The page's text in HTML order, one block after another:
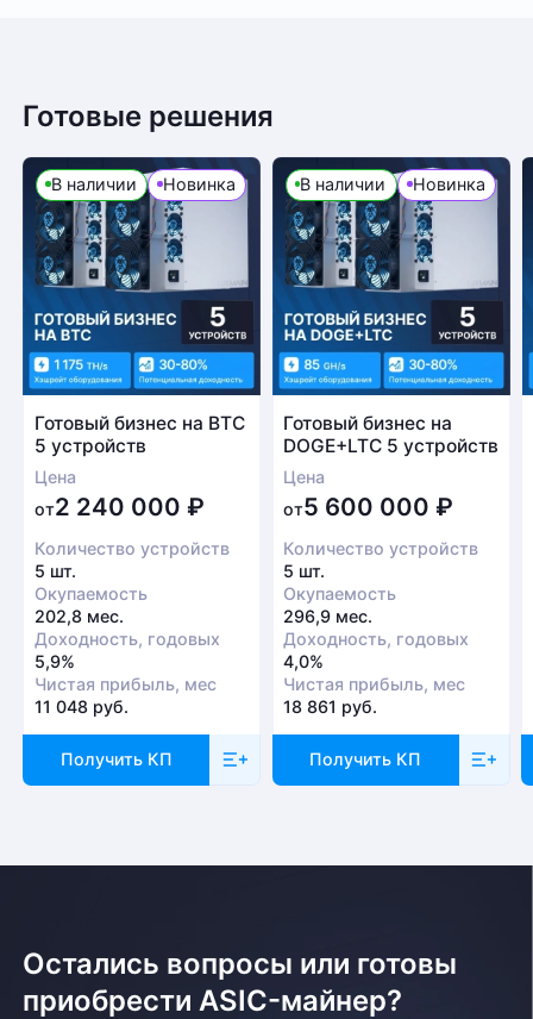
Готовые решения
В наличии Новинка
Готовый бизнес на BTC
5 устройств
Цена
от2 240 000 ₽
Количество устройств
5 шт.
Окупаемость
202,8 мес.
Доходность, годовых
5,9%
Чистая прибыль, мес
11 048 руб.
Получить КП
В наличии Новинка
Готовый бизнес на
DOGE+LTC 5 устройств
Цена
от5 600 000₽
Количество устройств
5 шт.
Окупаемость
296,9 мес.
Доходность, годовых
4,0%
Чистая прибыль, мес
18 861 руб.
Получить КП
Остались вопросы или готовы
приобрести ASIC-майнер?